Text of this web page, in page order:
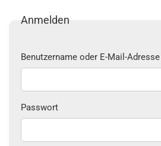
Anmelden
Benutzername oder E-Mail-Adresse
Passwort